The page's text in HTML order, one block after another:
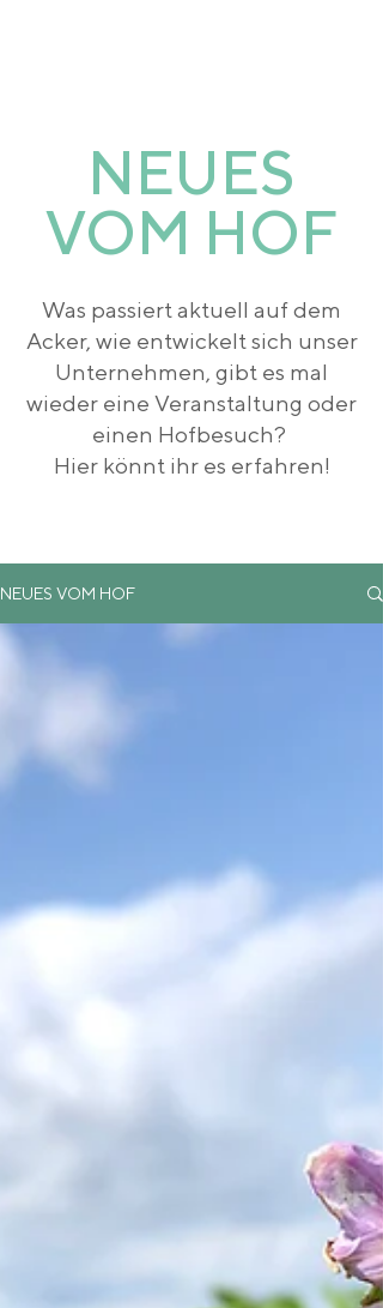
NEUES
VOM HOF
Was passiert aktuell auf dem
Acker, wie entwickelt sich unser
Unternehmen, gibt es mal
wieder eine Veranstaltung oder
einen Hofbesuch?
Hier könnt ihr es erfahren!
NEUES VOM HOF